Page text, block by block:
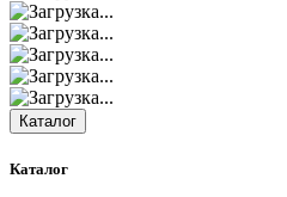
Каталог
Каталог